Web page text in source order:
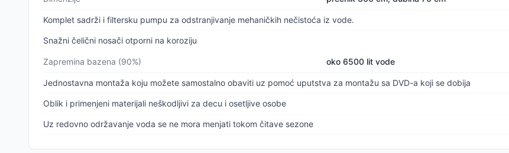
Komplet sadrži i filtersku pumpu za odstranjivanje mehaničkih nečistoća iz vode.
Snažni čelični nosači otporni na koroziju
Zapremina bazena (90%) oko 6500 lit vode
Jednostavna montaža koju možete samostalno obaviti uz pomoć uputstva za montažu sa DVD-a koji se dobija
Oblik i primenjeni materijali neškodljivi za decu i osetljive osobe
Uz redovno održavanje voda se ne mora menjati tokom čitave sezone